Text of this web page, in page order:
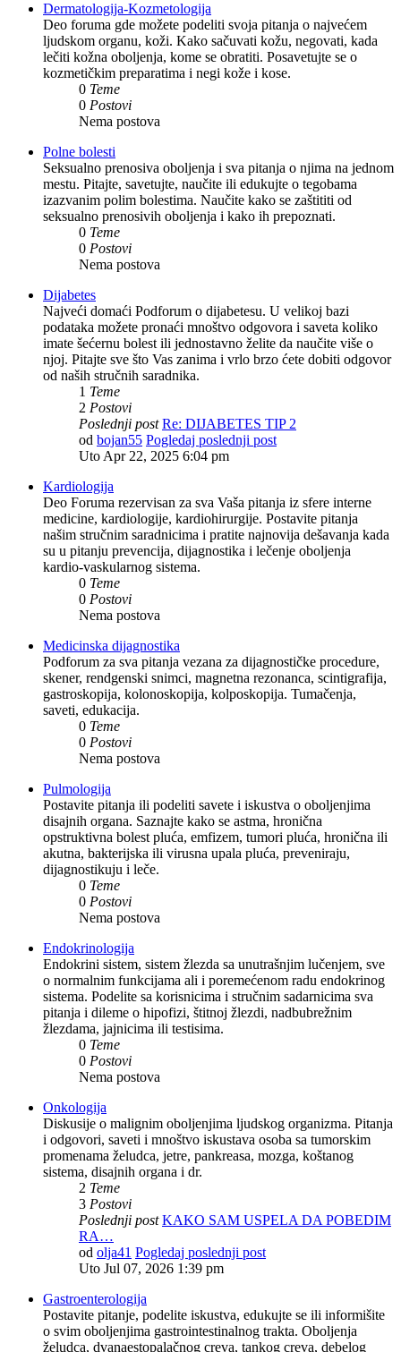
Dermatologija-Kozmetologija
Deo foruma gde možete podeliti svoja pitanja o najvećem
ljudskom organu, koži. Kako sačuvati kožu, negovati, kada
lečiti kožna oboljenja, kome se obratiti. Posavetujte se o
kozmetičkim preparatima i negi kože i kose.
0 Teme
0 Postovi
Nema postova
Polne bolesti
Seksualno prenosiva oboljenja i sva pitanja o njima na jednom
mestu. Pitajte, savetujte, naučite ili edukujte o tegobama
izazvanim polim bolestima. Naučite kako se zaštititi od
seksualno prenosivih oboljenja i kako ih prepoznati.
0 Teme
0 Postovi
Nema postova
Dijabetes
Najveći domaći Podforum o dijabetesu. U velikoj bazi
podataka možete pronaći mnoštvo odgovora i saveta koliko
imate šećernu bolest ili jednostavno želite da naučite više o
njoj. Pitajte sve što Vas zanima i vrlo brzo ćete dobiti odgovor
od naših stručnih saradnika.
1 Teme
2 Postovi
Poslednji post Re: DIJABETES TIP 2
od bojan55 Pogledaj poslednji post
Uto Apr 22, 2025 6:04 pm
Kardiologija
Deo Foruma rezervisan za sva Vaša pitanja iz sfere interne
medicine, kardiologije, kardiohirurgije. Postavite pitanja
našim stručnim saradnicima i pratite najnovija dešavanja kada
su u pitanju prevencija, dijagnostika i lečenje oboljenja
kardio-vaskularnog sistema.
0 Teme
0 Postovi
Nema postova
Medicinska dijagnostika
Podforum za sva pitanja vezana za dijagnostičke procedure,
skener, rendgenski snimci, magnetna rezonanca, scintigrafija,
gastroskopija, kolonoskopija, kolposkopija. Tumačenja,
saveti, edukacija.
0 Teme
0 Postovi
Nema postova
Pulmologija
Postavite pitanja ili podeliti savete i iskustva o oboljenjima
disajnih organa. Saznajte kako se astma, hronična
opstruktivna bolest pluća, emfizem, tumori pluća, hronična ili
akutna, bakterijska ili virusna upala pluća, preveniraju,
dijagnostikuju i leče.
0 Teme
0 Postovi
Nema postova
Endokrinologija
Endokrini sistem, sistem žlezda sa unutrašnjim lučenjem, sve
o normalnim funkcijama ali i poremećenom radu endokrinog
sistema. Podelite sa korisnicima i stručnim sadarnicima sva
pitanja i dileme o hipofizi, štitnoj žlezdi, nadbubrežnim
žlezdama, jajnicima ili testisima.
0 Teme
0 Postovi
Nema postova
Onkologija
Diskusije o malignim oboljenjima ljudskog organizma. Pitanja
i odgovori, saveti i mnoštvo iskustava osoba sa tumorskim
promenama želudca, jetre, pankreasa, mozga, koštanog
sistema, disajnih organa i dr.
2 Teme
3 Postovi
Poslednji post KAKO SAM USPELA DA POBEDIM
RA…
od olja41 Pogledaj poslednji post
Uto Jul 07, 2026 1:39 pm
Gastroenterologija
Postavite pitanje, podelite iskustva, edukujte se ili informišite
o svim oboljenjima gastrointestinalnog trakta. Oboljenja
želudca, dvanaestopalačnog creva, tankog creva, debelog